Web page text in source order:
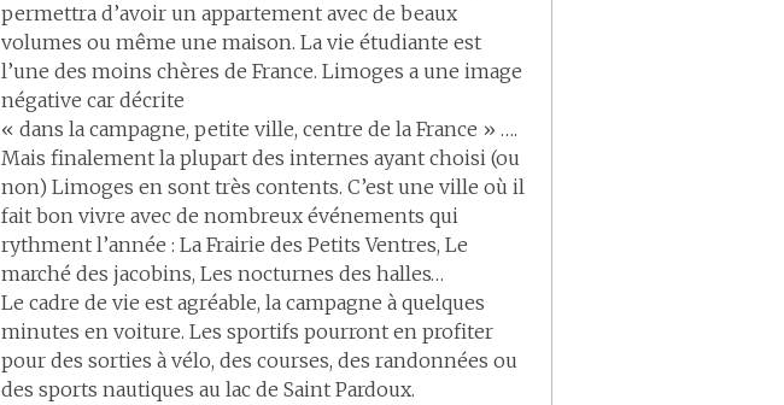
permettra d’avoir un appartement avec de beaux
volumes ou même une maison. La vie étudiante est
l’une des moins chères de France. Limoges a une image
négative car décrite
« dans la campagne, petite ville, centre de la France » ….
Mais finalement la plupart des internes ayant choisi (ou
non) Limoges en sont très contents. C’est une ville où il
fait bon vivre avec de nombreux événements qui
rythment l’année : La Frairie des Petits Ventres, Le
marché des jacobins, Les nocturnes des halles…
Le cadre de vie est agréable, la campagne à quelques
minutes en voiture. Les sportifs pourront en profiter
pour des sorties à vélo, des courses, des randonnées ou
des sports nautiques au lac de Saint Pardoux.